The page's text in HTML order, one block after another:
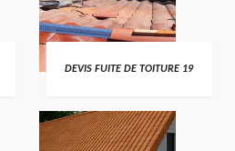
DEVIS FUITE DE TOITURE 19